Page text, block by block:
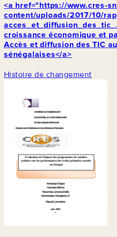
<a href="https://www.cres-
content/uploads/2017/10/
croissance économique et
Accès et diffusion des TIC
sénégalaises</a>
Histoire de changement